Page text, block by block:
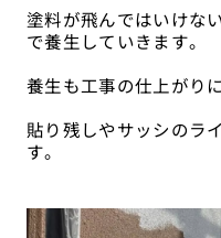
塗料が飛んではいけな
で養生していきます。
養生も工事の仕上がり
貼り残しやサッシのラ
す。